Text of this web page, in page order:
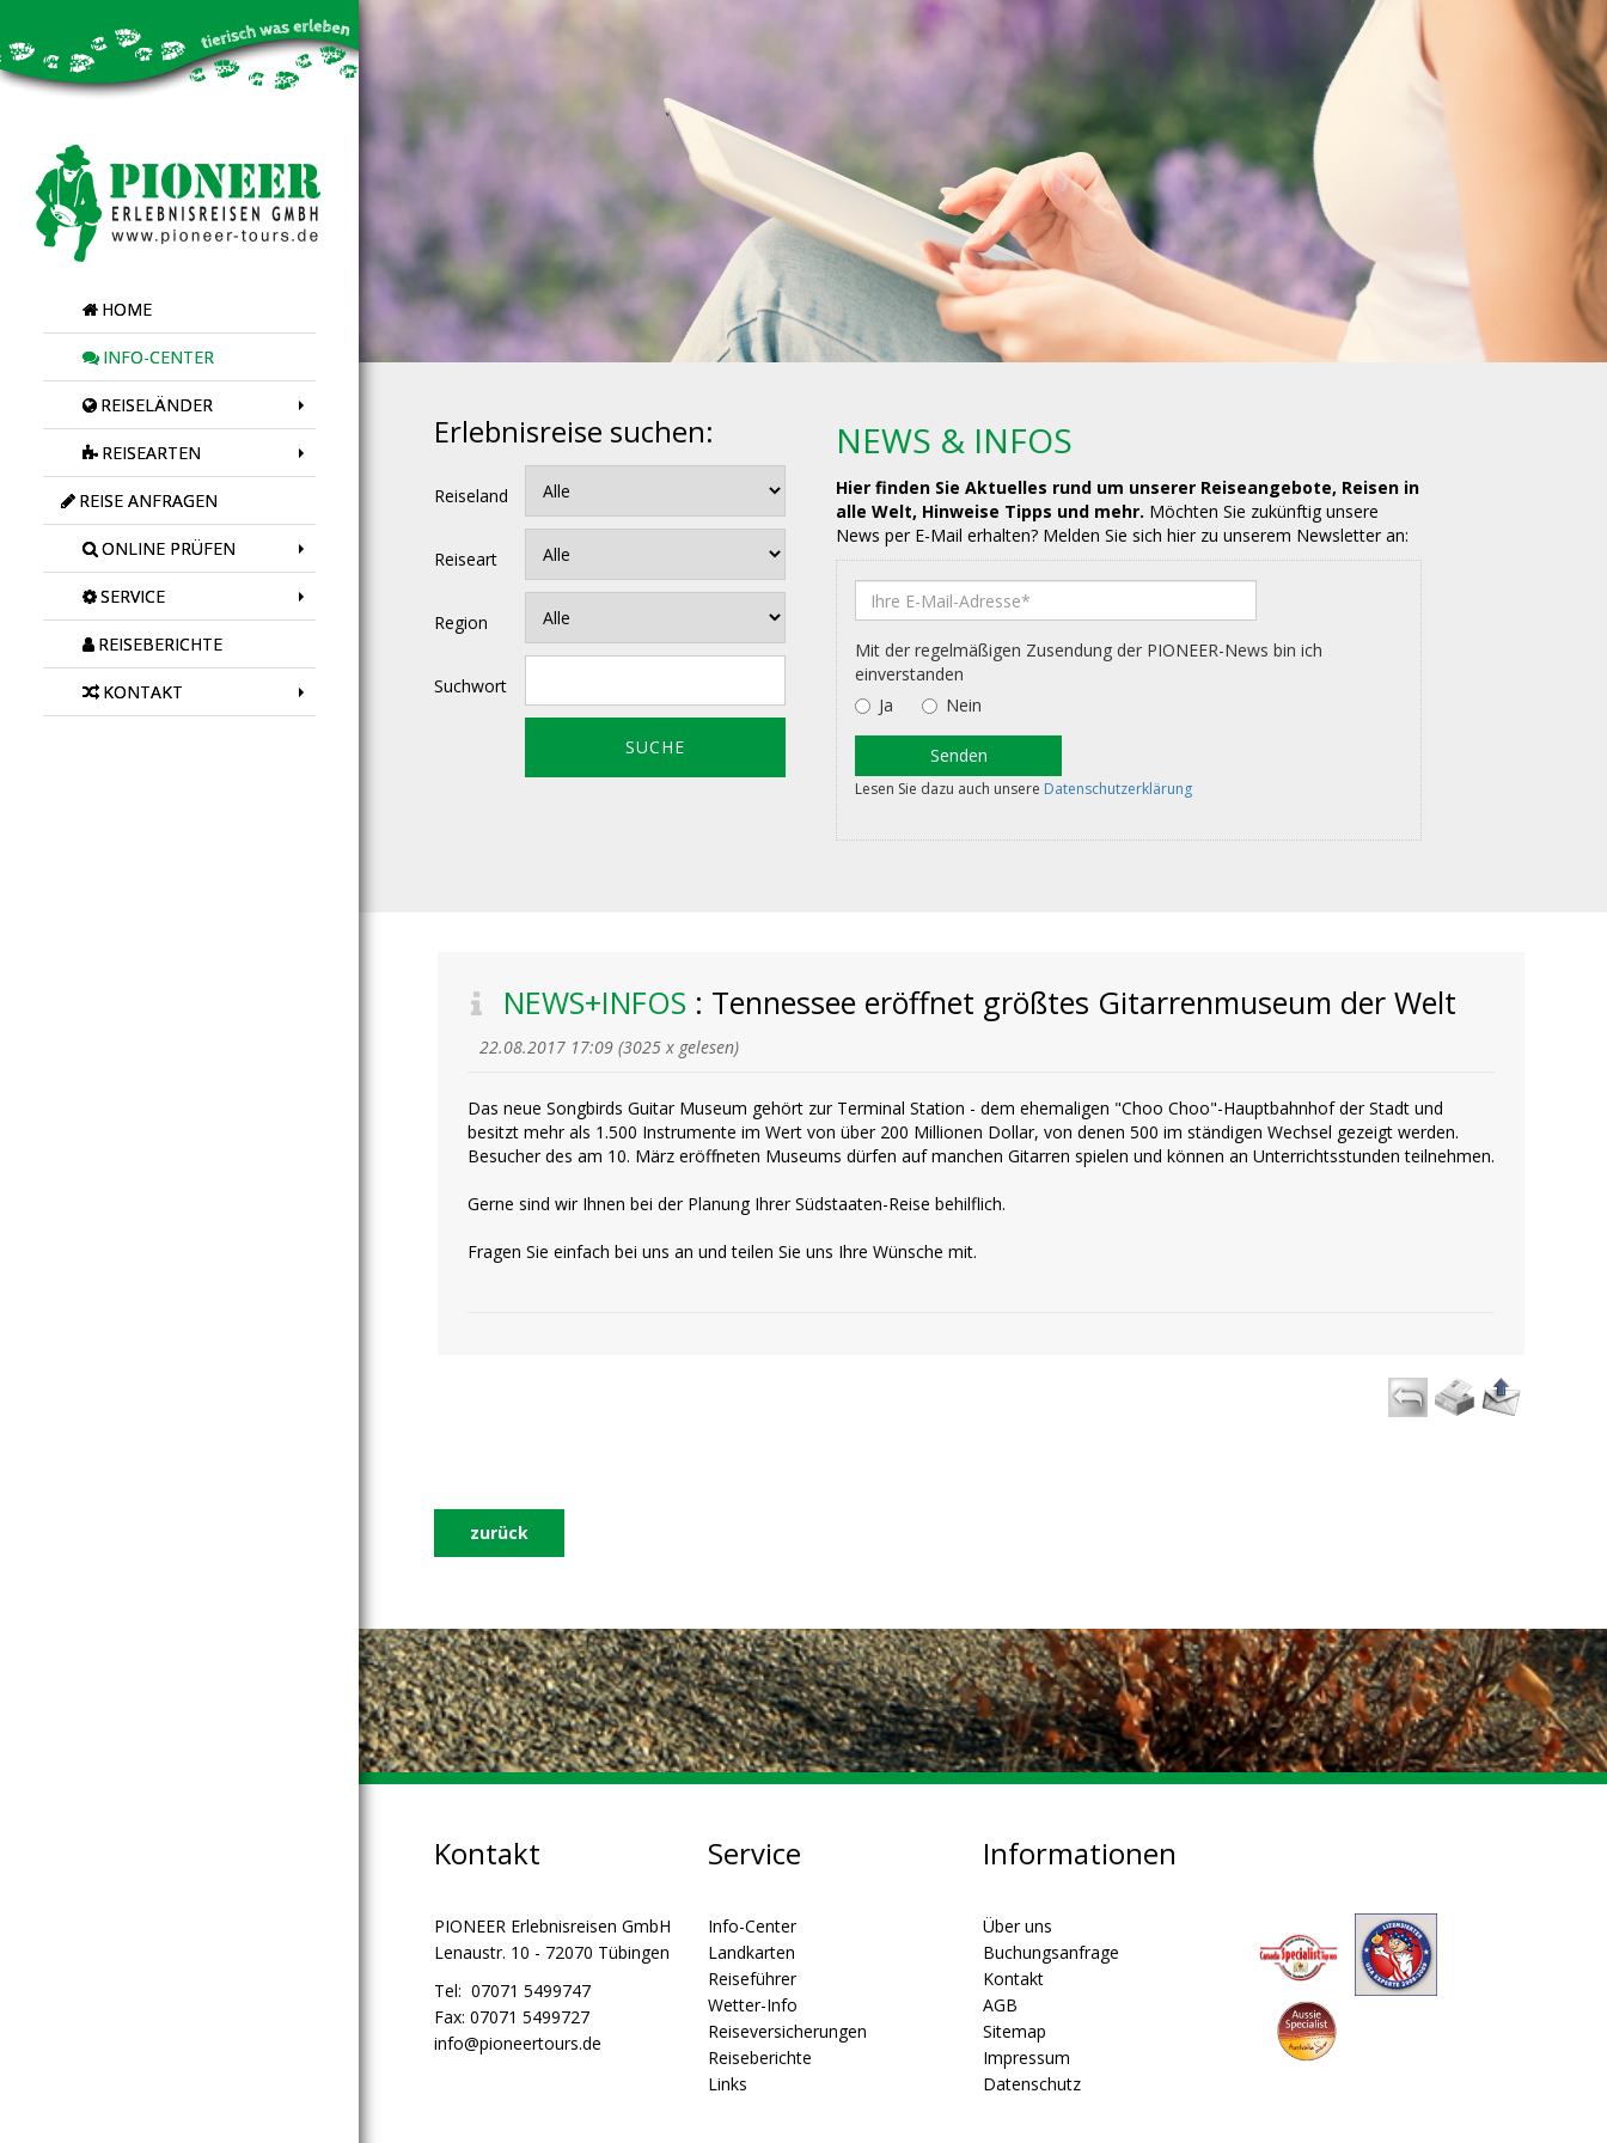
HOME
INFO-CENTER
REISELÄNDER
REISEARTEN
REISE ANFRAGEN
ONLINE PRÜFEN
SERVICE
REISEBERICHTE
KONTAKT
Erlebnisreise suchen:
Reiseland
Reiseart
Region
Suchwort
NEWS & INFOS
Hier finden Sie Aktuelles rund um unserer Reiseangebote, Reisen in
alle Welt, Hinweise Tipps und mehr. Möchten Sie zukünftig unsere
News per E-Mail erhalten? Melden Sie sich hier zu unserem Newsletter an:
NEWS+INFOS : Tennessee eröffnet größtes Gitarrenmuseum der Welt
22.08.2017 17:09(3025 x gelesen)
Das neue Songbirds Guitar Museum gehört zur Terminal Station - dem ehemaligen "Choo Choo"-Hauptbahnhof der Stadt und
besitzt mehr als 1.500 Instrumente im Wert von über 200 Millionen Dollar, von denen 500 im ständigen Wechsel gezeigt werden.
Besucher des am 10. März eröffneten Museums dürfen auf manchen Gitarren spielen und können an Unterrichtsstunden teilnehmen.
Gerne sind wir Ihnen bei der Planung Ihrer Südstaaten-Reise behilflich.
Fragen Sie einfach bei uns an und teilen Sie uns Ihre Wünsche mit.
zurück
Kontakt
PIONEER Erlebnisreisen GmbH
Lenaustr. 10 - 72070 Tübingen
Tel: 07071 5499747
Fax: 07071 5499727
info@pioneertours.de
Service
Info-Center
Landkarten
Reiseführer
Wetter-Info
Reiseversicherungen
Reiseberichte
Links
Informationen
Über uns
Buchungsanfrage
Kontakt
AGB
Sitemap
Impressum
Datenschutz